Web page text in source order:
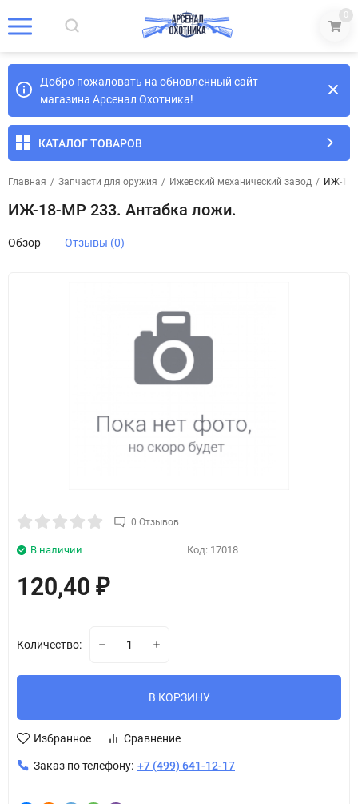
0
Добро пожаловать на обновленный сайт
магазина Арсенал Охотника!
КАТАЛОГ ТОВАРОВ
Главная / Запчасти для оружия / Ижевский механический завод / ИЖ-18-
ИЖ-18-МР 233. Антабка ложи.
Обзор Отзывы (0)
0 Отзывов
Код: 17018
В наличии
120,40 ₽
Количество:
В КОРЗИНУ
Избранное Сравнение
Заказ по телефону: +7 (499) 641-12-17